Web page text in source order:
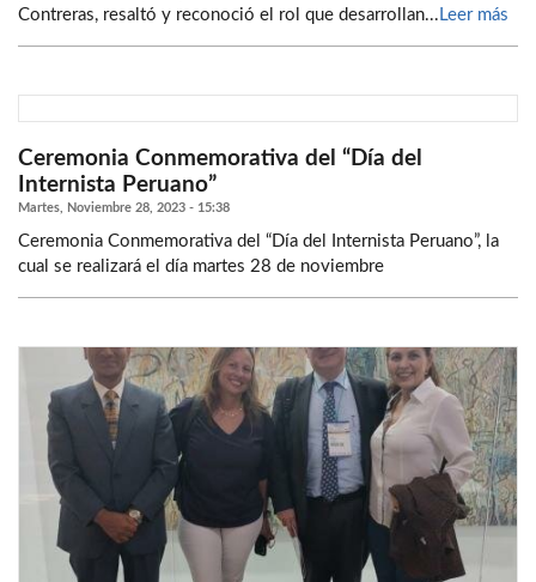
Contreras, resaltó y reconoció el rol que desarrollan... Leer más
Ceremonia Conmemorativa del “Día del
Internista Peruano”
Martes, Noviembre 28, 2023 - 15:38
Ceremonia Conmemorativa del “Día del Internista Peruano”, la
cual se realizará el día martes 28 de noviembre